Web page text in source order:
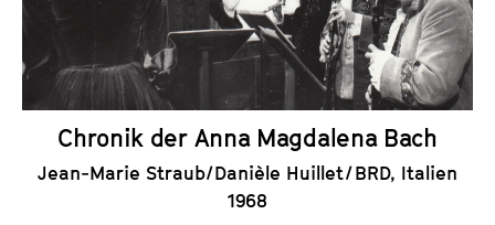
s
e
r
Chronik der Anna Magdalena Bach
Jean-Marie Straub/Danièle Huillet / BRD, Italien
1968